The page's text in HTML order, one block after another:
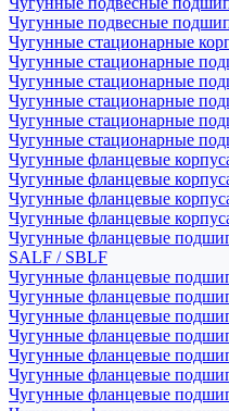
Чугунные подвесные
Чугунные стационарные
Чугунные стационарные
Чугунные стационарные
Чугунные стационарные
Чугунные стационарные
Чугунные стационарные
Чугунные фланцевые
Чугунные фланцевые
Чугунные фланцевые
Чугунные фланцевые
Чугунные фланцевые
SALF / SBLF
Чугунные фланцевые
Чугунные фланцевые
Чугунные фланцевые
Чугунные фланцевые
Чугунные фланцевые
Чугунные фланцевые
Чугунные фланцевые